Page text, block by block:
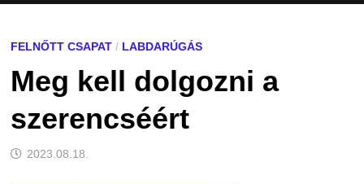
FELNŐTT CSAPAT/ LABDARÚGÁS
Meg kell dolgozni a
szerencséért
2023.08.18.